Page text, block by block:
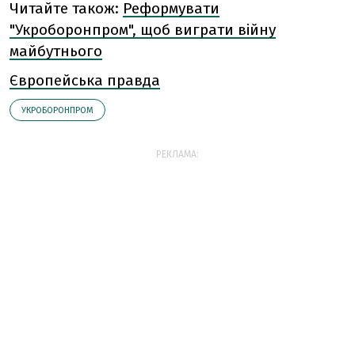
Читайте також: Реформувати
"Укроборонпром", щоб виграти війну
майбутнього
Європейська правда
УКРОБОРОНПРОМ
РЕКЛАМА: